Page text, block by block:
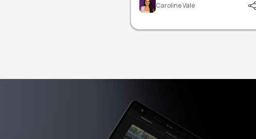
Caroline Vale